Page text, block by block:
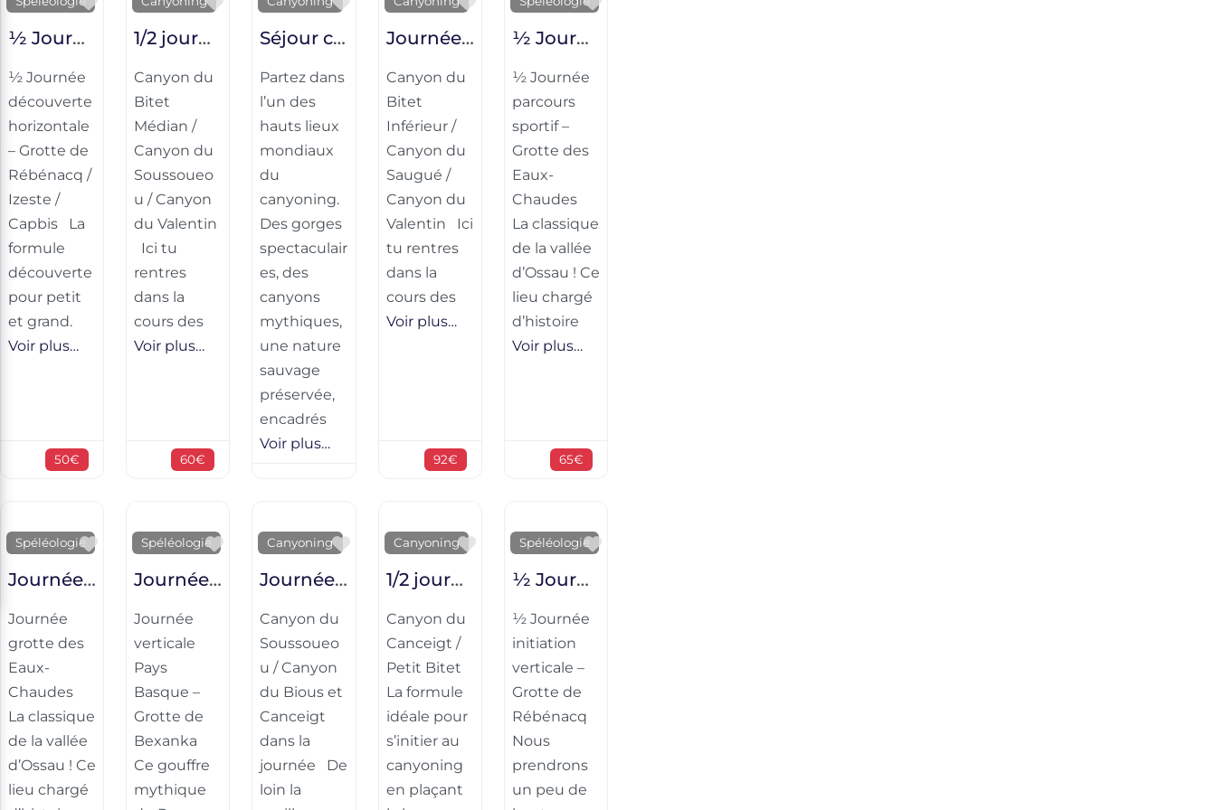
½ Journée découverte horizontale – Grotte de Rébénacq / Izeste / Capbis
½ Journée
découverte
horizontale
– Grotte de
Rébénacq /
Izeste /
Capbis La
formule
découverte
pour petit
et grand.
Voir plus…
50€
1/2 journée parcours sportif – Canyon du Bitet Médian / Canyon du Soussoueou / Canyon du Valentin
Canyon du
Bitet
Médian /
Canyon du
Soussoueo
u / Canyon
du Valentin
Ici tu
rentres
dans la
cours des
Voir plus…
60€
Séjour canyoning – Sierra de Guara (Aragon)
Partez dans
l’un des
hauts lieux
mondiaux
du
canyoning.
Des gorges
spectaculair
es, des
canyons
mythiques,
une nature
sauvage
préservée,
encadrés
Voir plus…
Journée parcours sportif – Canyon du Bitet Inférieur / Canyon du Saugué / Canyon du Valentin
Canyon du
Bitet
Inférieur /
Canyon du
Saugué /
Canyon du
Valentin Ici
tu rentres
dans la
cours des
Voir plus…
92€
½ Journée parcours sportif – Grotte des Eaux-Chaudes
½ Journée
parcours
sportif –
Grotte des
Eaux-
Chaudes
La classique
de la vallée
d’Ossau ! Ce
lieu chargé
d’histoire
Voir plus…
65€
Spéléologie
Favorite
Journée grotte des Eaux-Chaudes
Journée
grotte des
Eaux-
Chaudes
La classique
de la vallée
d’Ossau ! Ce
lieu chargé
Spéléologie
Favorite
Journée verticale Pays Basque – Grotte de Bexanka
Journée
verticale
Pays
Basque –
Grotte de
Bexanka
Ce gouffre
mythique
Canyoning
Favorite
Journée initiation sportive – Canyon du Soussoueou / Canyon du Bious et Canceigt
Canyon du
Soussoueo
u / Canyon
du Bious et
Canceigt
dans la
journée De
loin la
Canyoning
Favorite
1/2 journée initiation sportive – Canyon du Canceigt / Petit Bitet
Canyon du
Canceigt /
Petit Bitet
La formule
idéale pour
s’initier au
canyoning
en plaçant
Spéléologie
Favorite
½ Journée initiation verticale – Grotte de Rébénacq
½ Journée
initiation
verticale –
Grotte de
Rébénacq
Nous
prendrons
un peu de